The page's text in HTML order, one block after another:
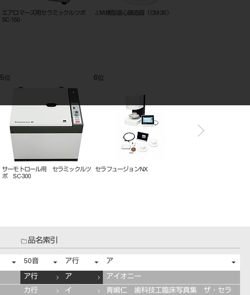
セラミックリボン NEW
30mm×10m
アーチリング No.1 全顎 単品
11位
エアロマーズSV専用冷却水循環ユ
ニット
12位
サーモトロール用 カーボンルツ
品名索引
50音
ア行
カ行
ア行
ア
イ
ア
アイオニー
青嶋仁 歯科技工臨床写真集 ザ・セラ